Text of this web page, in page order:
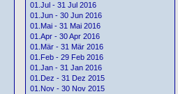
01.Jul - 31 Jul 2016
01.Jun - 30 Jun 2016
01.Mai - 31 Mai 2016
01.Apr - 30 Apr 2016
01.Mär - 31 Mär 2016
01.Feb - 29 Feb 2016
01.Jan - 31 Jan 2016
01.Dez - 31 Dez 2015
01.Nov - 30 Nov 2015